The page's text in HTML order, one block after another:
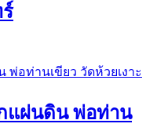
แผ่นดิน พ่อท่าน